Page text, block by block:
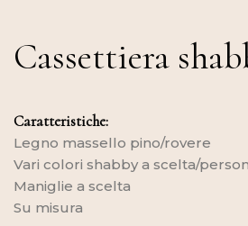
Cassettiera
Caratteristiche:
Legno massello pino/rovere
Vari colori shabby a scelta/
Maniglie a scelta
Su misura